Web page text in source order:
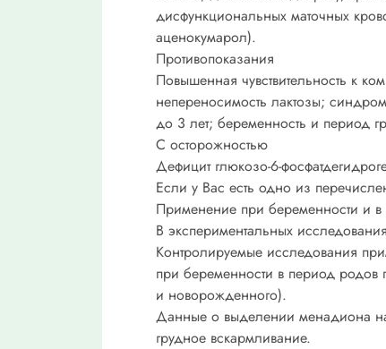
дисфункциональных маточных
аценокумарол).
Противопоказания
Повышенная чувствительность к
непереносимость лактозы;
до 3 лет; беременность и период
С осторожностью
Дефицит глюкозо-6-
Если у Вас есть одно из
Применение при беременности и в
В экспериментальных
Контролируемые исследования
при беременности в период родов
и новорожденного).
Данные о выделении менадиона
грудное вскармливание.